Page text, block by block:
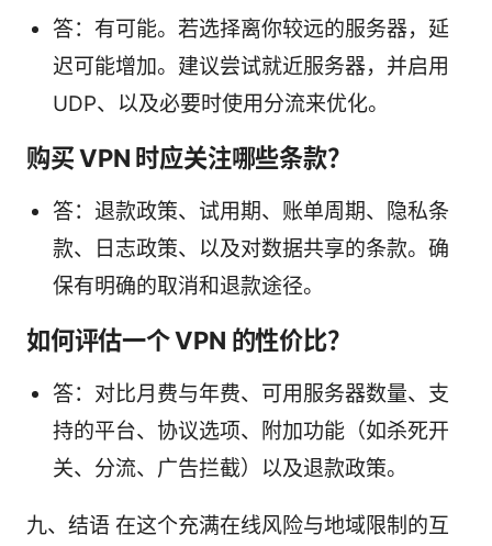
答：有可能。若选择离你较远的服务器，延
迟可能增加。建议尝试就近服务器，并启用
UDP、以及必要时使用分流来优化。
购买 VPN 时应关注哪些条款？
答：退款政策、试用期、账单周期、隐私条
款、日志政策、以及对数据共享的条款。确
保有明确的取消和退款途径。
如何评估一个 VPN 的性价比？
答：对比月费与年费、可用服务器数量、支
持的平台、协议选项、附加功能（如杀死开
关、分流、广告拦截）以及退款政策。
九、结语 在这个充满在线风险与地域限制的互